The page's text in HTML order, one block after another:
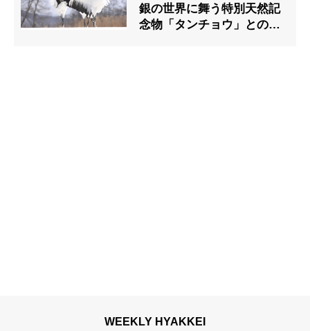
銀の世界に舞う特別天然記
念物「タンチョウ」との神
WEEKLY HYAKKEI